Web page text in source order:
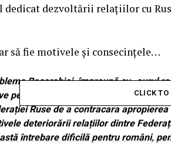
dedicat dezvoltării relațiilor cu
să fie motivele și consecințele…
Basarabiei, împreună cu „aurul
pentru România în relațiile sale cu
Ruse de a contracara
deteriorării relațiilor dintre
întrebare dificilă pentru români,
CLICK